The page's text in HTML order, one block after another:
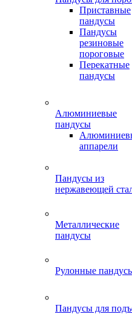
Приставные
пандусы
Пандусы
резиновые
пороговые
Перекатные
пандусы
Алюминиевые
пандусы
аппарели
Пандусы из
нержавеющей
Металлические
пандусы
Рулонные
Пандусы для